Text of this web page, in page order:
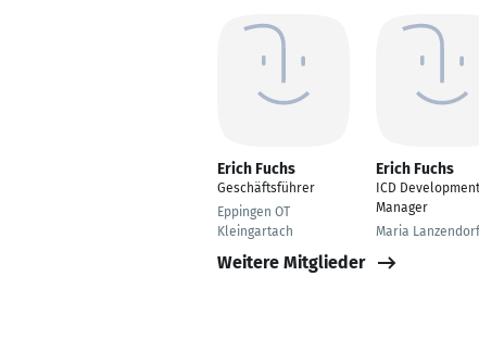
Erich Fuchs
Geschäftsführer
Eppingen OT
Kleingartach
Erich Fuchs
ICD Development
Manager
Maria Lanzendorf
Weitere Mitglieder